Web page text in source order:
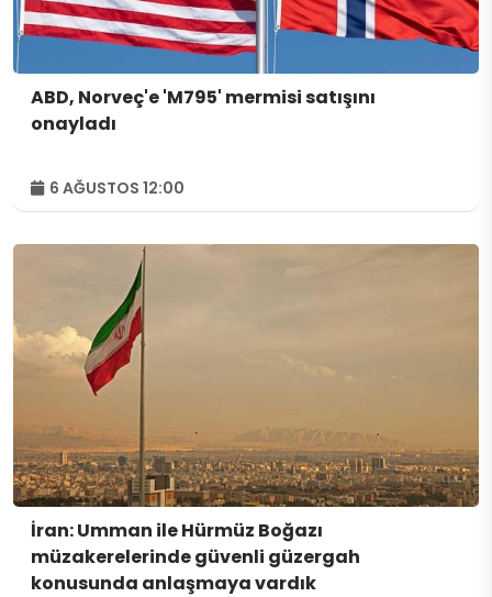
ABD, Norveç'e 'M795' mermisi satışını
onayladı
6 AĞUSTOS 12:00
İran: Umman ile Hürmüz Boğazı
müzakerelerinde güvenli güzergah
konusunda anlaşmaya vardık